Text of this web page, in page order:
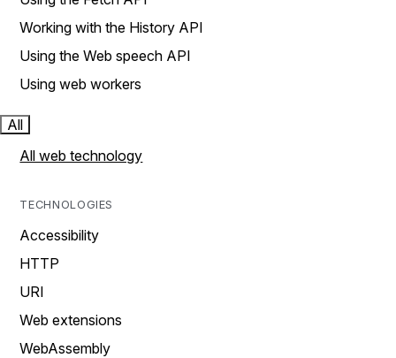
Working with the History API
Using the Web speech API
Using web workers
All
All web technology
TECHNOLOGIES
Accessibility
HTTP
URI
Web extensions
WebAssembly